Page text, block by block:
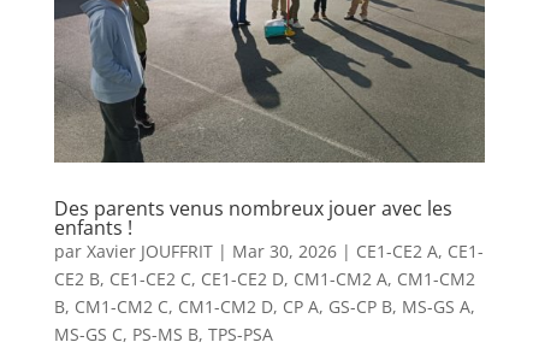
Des parents venus nombreux jouer avec les
enfants !
par Xavier JOUFFRIT| Mar 30, 2026| CE1-CE2 A, CE1-
CE2 B, CE1-CE2 C, CE1-CE2 D, CM1-CM2 A, CM1-CM2
B, CM1-CM2 C, CM1-CM2 D, CP A, GS-CP B, MS-GS A,
MS-GS C, PS-MS B, TPS-PSA